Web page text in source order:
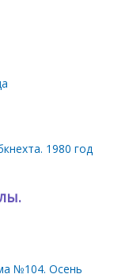
1980 год
№104. Осень